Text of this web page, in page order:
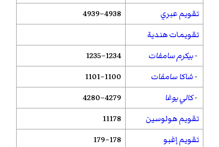
تقويم عبري
4938–4939
تقويمات هندية
-بيكرم سامفات
1234–1235
-شاكا سامفات
1100–1101
-كالي يوغا
4279–4280
تقويم هولوسين
11178
تقويم إغبو
178–179